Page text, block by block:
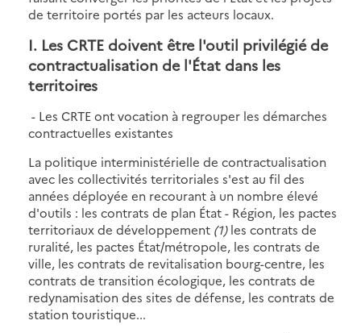
de territoire portés par les acteurs locaux.
I. Les CRTE doivent être l'outil privilégié de
contractualisation de l'État dans les
territoires
- Les CRTE ont vocation à regrouper les démarches
contractuelles existantes
La politique interministérielle de contractualisation
avec les collectivités territoriales s'est au fil des
années déployée en recourant à un nombre élevé
d'outils : les contrats de plan État - Région, les pactes
territoriaux de développement (1)les contrats de
ruralité, les pactes État/métropole, les contrats de
ville, les contrats de revitalisation bourg-centre, les
contrats de transition écologique, les contrats de
redynamisation des sites de défense, les contrats de
station touristique...